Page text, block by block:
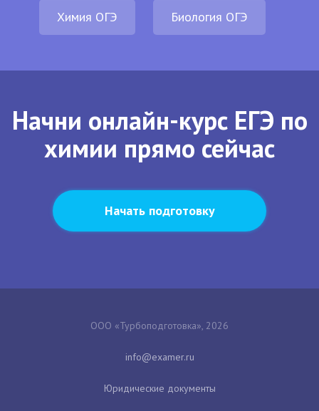
Химия ОГЭ Биология ОГЭ
Начни онлайн-курс ЕГЭ по
химии прямо сейчас
Начать подготовку
ООО «Турбоподготовка», 2026
Юридические документы